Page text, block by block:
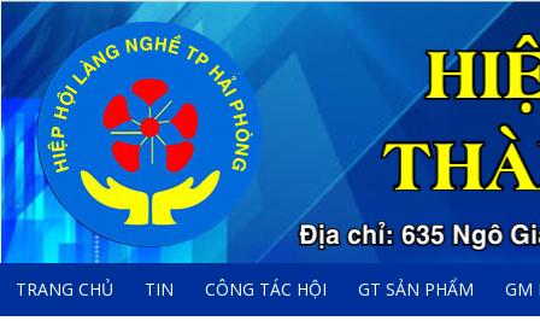
TRANG CHỦ TIN CÔNG TÁC HỘI GT SẢN PHẨM GM